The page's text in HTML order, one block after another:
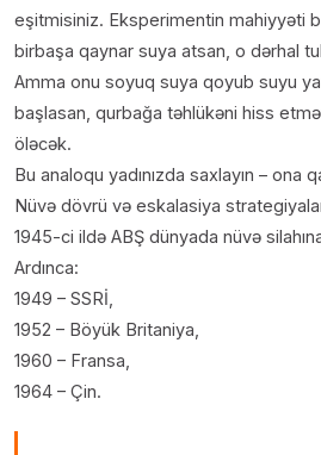
eşitmisiniz. Eksperimentin mahiyyəti
birbaşa qaynar suya atsan, o dərhal
Amma onu soyuq suya qoyub suyu
başlasan, qurbağa təhlükəni hiss
öləcək.
Bu analoqu yadınızda saxlayın – ona
Nüvə dövrü və eskalasiya
1945-ci ildə ABŞ dünyada nüvə
Ardınca:
1949 – SSRİ,
1952 – Böyük Britaniya,
1960 – Fransa,
1964 – Çin.